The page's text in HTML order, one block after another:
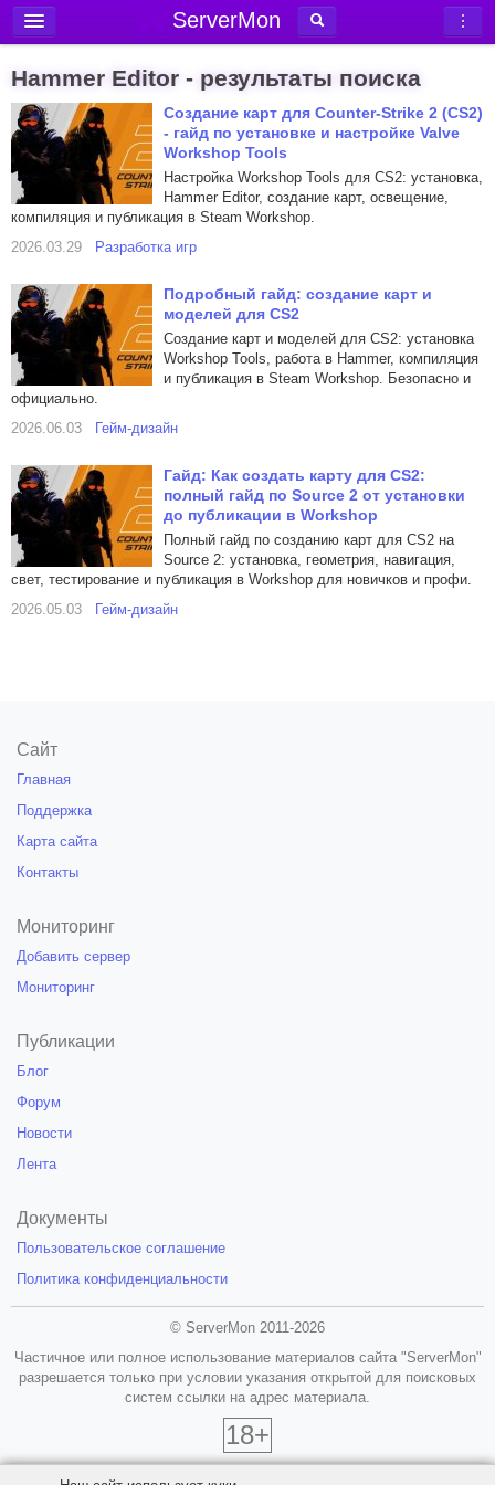
ServerMon
Новости
Статьи
Форум
Вход в аккаунт
Hammer Editor - результаты поиска
Создание карт для Counter-Strike 2 (CS2)
- гайд по установке и настройке Valve
Workshop Tools
Настройка Workshop Tools для CS2: установка,
Hammer Editor, создание карт, освещение,
компиляция и публикация в Steam Workshop.
2026.03.29
Разработка игр
Подробный гайд: создание карт и
моделей для CS2
Создание карт и моделей для CS2: установка
Workshop Tools, работа в Hammer, компиляция
и публикация в Steam Workshop. Безопасно и
официально.
2026.06.03
Гейм-дизайн
Гайд: Как создать карту для CS2:
полный гайд по Source 2 от установки
до публикации в Workshop
Полный гайд по созданию карт для CS2 на
Source 2: установка, геометрия, навигация,
свет, тестирование и публикация в Workshop для новичков и профи.
2026.05.03
Гейм-дизайн
Сайт
Главная
Поддержка
Карта сайта
Контакты
Мониторинг
Добавить сервер
Мониторинг
Публикации
Блог
Форум
Новости
Лента
Документы
Пользовательское соглашение
Политика конфиденциальности
© ServerMon 2011-2026
Частичное или полное использование материалов сайта "ServerMon"
разрешается только при условии указания открытой для поисковых
систем ссылки на адрес материала.
18+